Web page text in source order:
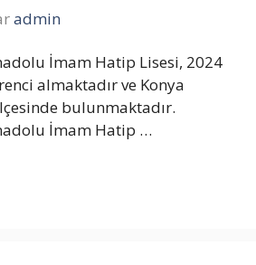
admin
İmam Hatip Lisesi, 2024
almaktadır ve Konya
bulunmaktadır.
İmam Hatip …